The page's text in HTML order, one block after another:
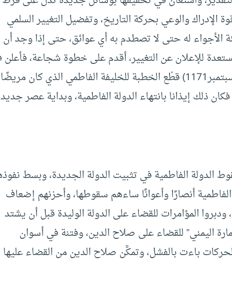
والوعي بحركة التاريخ، وتفضيل التغيير السلمي
الأجواء له حتى لا تصطدم به أي عوائق، حتى إذا وجد أن
للإعلان عن التغيير، أقدم على خطوة شجاعة،
(567هـ = سبتمبر1171) قطْع الخطبة للخليفة الفاطمي الذي كان مريضًا
ذلك إيذانا بانتهاء الدولة الفاطمية، وبداية عصر
الدولة الفاطمية في تثبيت الدولة الجديدة، وبسط
أنصارًا وأعوانًا ساءهم سقوطها، وأحزنهم إضعاف
المؤامرات للقضاء على الدولة الوليدة قبل أن يشتد
اليمني” للقضاء على صلاح الدين، وفتنة في أسوان
باءت بالفشل، وتمكَّن صلاح الدين من القضاء عليها